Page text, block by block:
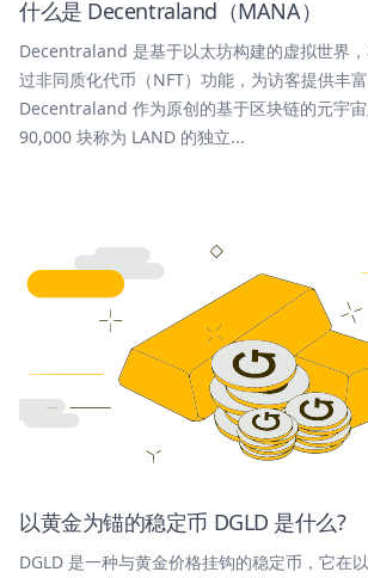
什么是 Decentraland（MANA）
Decentraland 是基于以太坊构建的虚拟世界
过非同质化代币（NFT）功能，为访客提供丰富
Decentraland 作为原创的基于区块链的元宇
90,000 块称为 LAND 的独立...
以黄金为锚的稳定币 DGLD 是什么?
DGLD 是一种与黄金价格挂钩的稳定币，它在